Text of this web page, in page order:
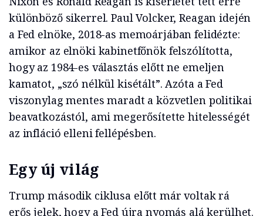
különböző sikerrel. Paul Volcker, Reagan idején
a Fed elnöke, 2018-as memoárjában felidézte:
amikor az elnöki kabinetfőnök felszólította,
hogy az 1984-es választás előtt ne emeljen
kamatot, „szó nélkül kisétált”. Azóta a Fed
viszonylag mentes maradt a közvetlen politikai
beavatkozástól, ami megerősítette hitelességét
az infláció elleni fellépésben.
Egy új világ
Trump második ciklusa előtt már voltak rá
erős jelek, hogy a Fed újra nyomás alá kerülhet.